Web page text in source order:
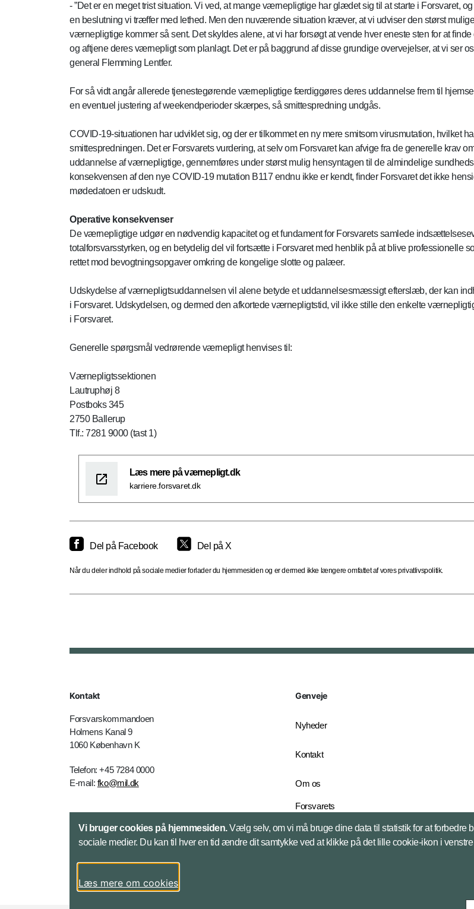
- ”Det er en meget trist situation. Vi ved, at mange værnepligtige har glædet sig til at starte i Forsvaret,
en beslutning vi træffer med lethed. Men den nuværende situation kræver, at vi udviser den størst
værnepligtige kommer så sent. Det skyldes alene, at vi har forsøgt at vende hver eneste sten for at
og aftjene deres værnepligt som planlagt. Det er på baggrund af disse grundige overvejelser, at vi ser
general Flemming Lentfer.
For så vidt angår allerede tjenestegørende værnepligtige færdiggøres deres uddannelse frem til
en eventuel justering af weekendperioder skærpes, så smittespredning undgås.
COVID-19-situationen har udviklet sig, og der er tilkommet en ny mere smitsom virusmutation, hvilket
smittespredningen. Det er Forsvarets vurdering, at selv om Forsvaret kan afvige fra de generelle krav
uddannelse af værnepligtige, gennemføres under størst mulig hensyntagen til de almindelige
konsekvensen af den nye COVID-19 mutation B117 endnu ikke er kendt, finder Forsvaret det ikke
mødedatoen er udskudt.
Operative konsekvenser
De værnepligtige udgør en nødvendig kapacitet og et fundament for Forsvarets samlede
totalforsvarsstyrken, og en betydelig del vil fortsætte i Forsvaret med henblik på at blive professionelle
rettet mod bevogtningsopgaver omkring de kongelige slotte og palæer.
Udskydelse af værnepligtsuddannelsen vil alene betyde et uddannelsesmæssigt efterslæb, der kan
i Forsvaret. Udskydelsen, og dermed den afkortede værnepligtstid, vil ikke stille den enkelte
i Forsvaret.
Generelle spørgsmål vedrørende værnepligt henvises til:
Værnepligtssektionen
Lautruphøj 8
Postboks 345
2750 Ballerup
Tlf.: 7281 9000 (tast 1)
Læs mere på værnepligt.dk
karriere.forsvaret.dk
Del på Facebook Del på X
Når du deler indhold på sociale medier forlader du hjemmesiden og er dermed ikke længere omfattet af vores privatlivspolitik.
Kontakt
Forsvarskommandoen
Holmens Kanal 9
1060 København K
Telefon: +45 7284 0000
E-mail: fko@mil.dk
Kontakt
Genveje
Nyheder
Kontakt
Om os
Forsvarets
English Edition
Vi bruger cookies på hjemmesiden.Vælg selv, om vi må bruge dine data til statistik for at forbedre
sociale medier. Du kan til hver en tid ændre dit samtykke ved at klikke på det lille cookie-ikon i
Læs mere om cookies